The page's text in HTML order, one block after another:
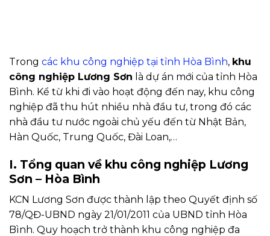
Trong các khu công nghiệp tại tỉnh Hòa Bình, khu
công nghiệp Lương Sơn là dự án mới của tỉnh Hòa
Bình. Kể từ khi đi vào hoạt động đến nay, khu công
nghiệp đã thu hút nhiều nhà đầu tư, trong đó các
nhà đầu tư nước ngoài chủ yếu đến từ Nhật Bản,
Hàn Quốc, Trung Quốc, Đài Loan,…
I. Tổng quan về khu công nghiệp Lương
Sơn – Hòa Bình
KCN Lương Sơn được thành lập theo Quyết định số
78/QĐ-UBND ngày 21/01/2011 của UBND tỉnh Hòa
Bình. Quy hoạch trở thành khu công nghiệp đa